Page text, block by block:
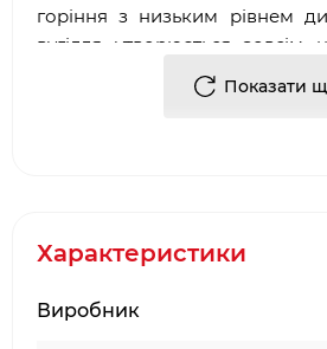
горіння з низьким рівнем
вугілля утворюється зовсім
золи, тому що деревина, з
це вугілля на 100%
приготування на всіх вугільних
Показати
Характеристики
Виробник